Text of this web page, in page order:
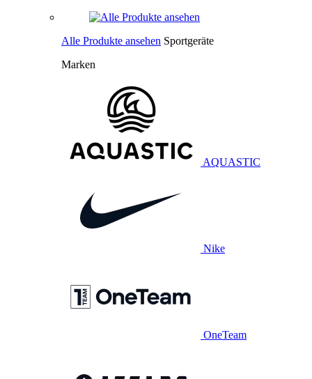
Alle Produkte ansehen Sportgeräte
Marken
AQUASTIC
Nike
OneTeam